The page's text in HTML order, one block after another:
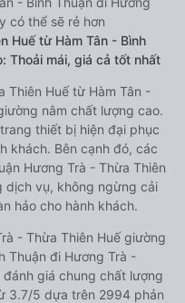
có thể sẽ rẻ hơn
Huế từ Hàm Tân - Bình
Thoải mái, giá cả tốt nhất
Thiên Huế từ Hàm Tân -
nằm chất lượng cao.
thiết bị hiện đại phục
khách. Bên cạnh đó, các
Hương Trà - Thừa Thiên
dịch vụ, không ngừng cải
hảo cho hành khách.
- Thừa Thiên Huế giường
Thuận đi Hương Trà -
giá chung chất lượng
3.7/5 dựa trên 2994 phản